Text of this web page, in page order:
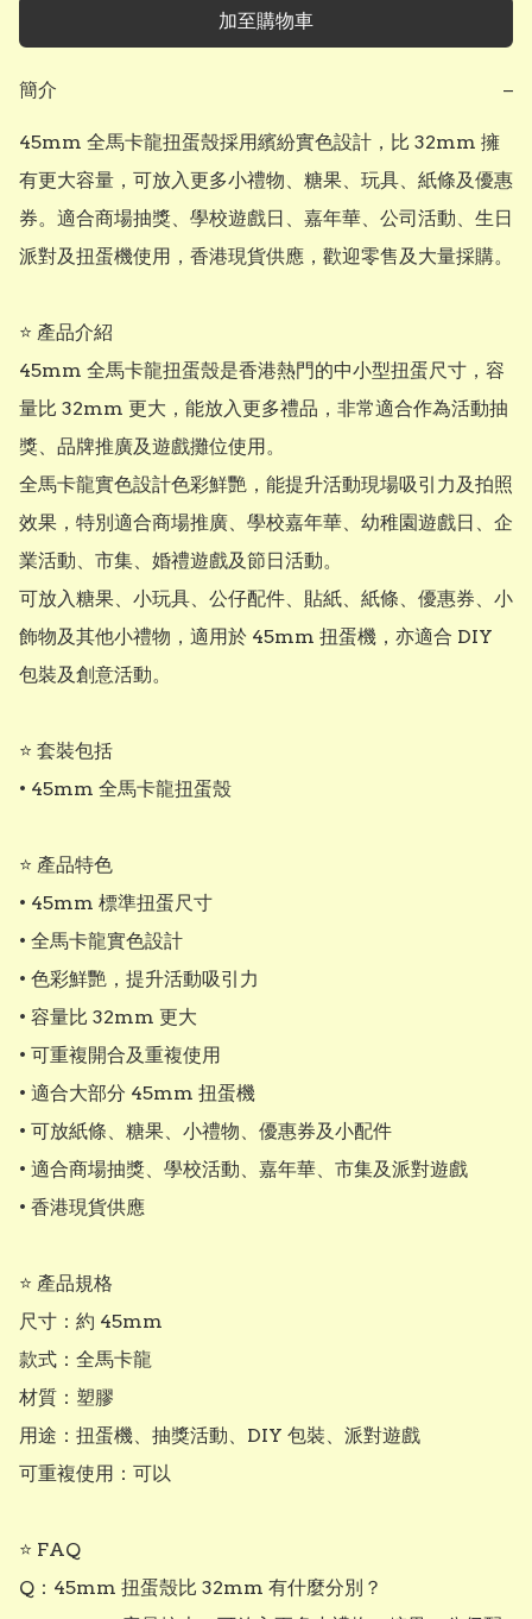
加至購物車
簡介 −
45mm 全馬卡龍扭蛋殼採用繽紛實色設計，比 32mm 擁
有更大容量，可放入更多小禮物、糖果、玩具、紙條及優惠
券。適合商場抽獎、學校遊戲日、嘉年華、公司活動、生日
派對及扭蛋機使用，香港現貨供應，歡迎零售及大量採購。
⭐ 產品介紹
45mm 全馬卡龍扭蛋殼是香港熱門的中小型扭蛋尺寸，容
量比 32mm 更大，能放入更多禮品，非常適合作為活動抽
獎、品牌推廣及遊戲攤位使用。
全馬卡龍實色設計色彩鮮艷，能提升活動現場吸引力及拍照
效果，特別適合商場推廣、學校嘉年華、幼稚園遊戲日、企
業活動、市集、婚禮遊戲及節日活動。
可放入糖果、小玩具、公仔配件、貼紙、紙條、優惠券、小
飾物及其他小禮物，適用於 45mm 扭蛋機，亦適合 DIY
包裝及創意活動。
⭐ 套裝包括
• 45mm 全馬卡龍扭蛋殼
⭐ 產品特色
• 45mm 標準扭蛋尺寸
• 全馬卡龍實色設計
• 色彩鮮艷，提升活動吸引力
• 容量比 32mm 更大
• 可重複開合及重複使用
• 適合大部分 45mm 扭蛋機
• 可放紙條、糖果、小禮物、優惠券及小配件
• 適合商場抽獎、學校活動、嘉年華、市集及派對遊戲
• 香港現貨供應
⭐ 產品規格
尺寸：約 45mm
款式：全馬卡龍
材質：塑膠
用途：扭蛋機、抽獎活動、DIY 包裝、派對遊戲
可重複使用：可以
⭐ FAQ
Q：45mm 扭蛋殼比 32mm 有什麼分別？